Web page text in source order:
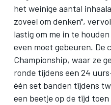
het weinige aantal
zoveel om denken",
lastig om me in te
even moet gebeuren. De
Championship, waar ze
ronde tijdens een 24
één set banden tijdens
een beetje op de tijd